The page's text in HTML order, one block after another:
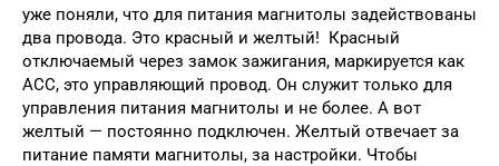
уже поняли, что для питания магнитолы задействованы
два провода. Это красный и желтый! Красный
отключаемый через замок зажигания, маркируется как
ACC, это управляющий провод. Он служит только для
управления питания магнитолы и не более. А вот
желтый — постоянно подключен. Желтый отвечает за
питание памяти магнитолы, за настройки. Чтобы